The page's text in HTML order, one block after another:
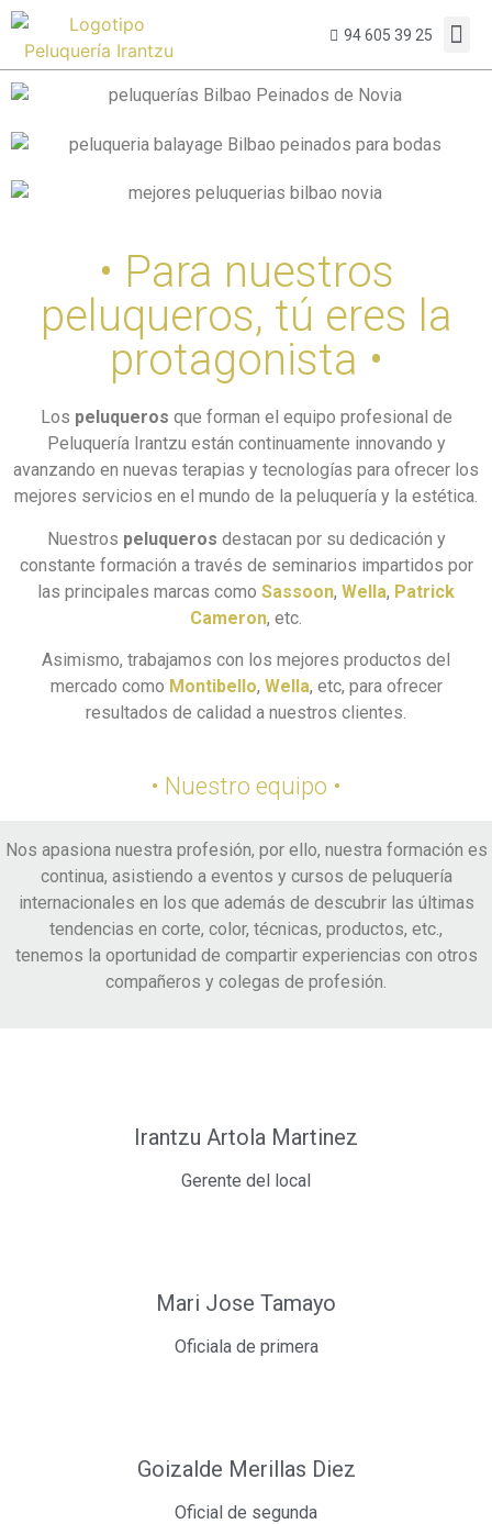
94 605 39 25
• Para nuestros
peluqueros, tú eres la
protagonista •
Los peluqueros que forman el equipo profesional de
Peluquería Irantzu están continuamente innovando y
avanzando en nuevas terapias y tecnologías para ofrecer los
mejores servicios en el mundo de la peluquería y la estética.
Nuestros peluqueros destacan por su dedicación y
constante formación a través de seminarios impartidos por
las principales marcas como Sassoon, Wella, Patrick
Cameron, etc.
Asimismo, trabajamos con los mejores productos del
mercado como Montibello, Wella, etc, para ofrecer
resultados de calidad a nuestros clientes.
• Nuestro equipo •
Nos apasiona nuestra profesión, por ello, nuestra formación es
continua, asistiendo a eventos y cursos de peluquería
internacionales en los que además de descubrir las últimas
tendencias en corte, color, técnicas, productos, etc.,
tenemos la oportunidad de compartir experiencias con otros
compañeros y colegas de profesión.
Irantzu Artola Martinez
Gerente del local
Mari Jose Tamayo
Oficiala de primera
Goizalde Merillas Diez
Oficial de segunda